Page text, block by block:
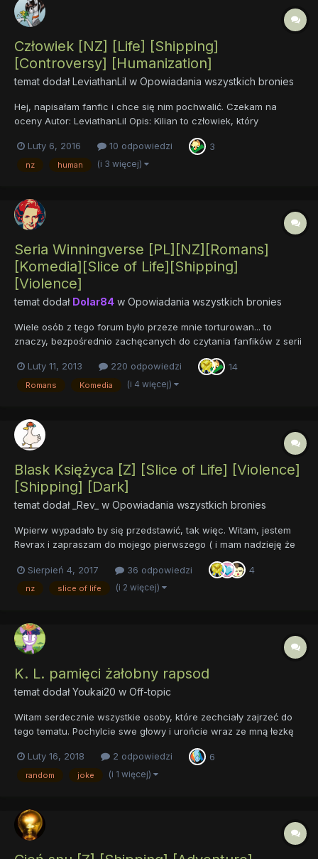
Człowiek [NZ] [Life] [Shipping]
[Controversy] [Humanization]
temat dodałLeviathanLil w Opowiadania wszystkich bronies
Hej, napisałam fanfic i chce się nim pochwalić. Czekam na
oceny Autor: LeviathanLil Opis: Kilian to człowiek, który
Krainy Jednorożców, Pegazów i Ziemnych (zwanych potocznie
Ziemniakami). Jak potoczą się jego losy po dosyć...
Luty 6, 2016 10 odpowiedzi 3
nz human (i 3 więcej)
Seria Winningverse [PL][NZ][Romans]
[Komedia][Slice of Life][Shipping]
[Violence]
temat dodał Dolar84 w Opowiadania wszystkich bronies
Wiele osób z tego forum było przeze mnie torturowan... to
znaczy, bezpośrednio zachęcanych do czytania fanfików z serii
w dziale Fanfiction ENG. Jednak wiedząc, że sporo osób woli
czytać w naszym rodzimym języku postanowiłem zacząć
Luty 11, 2013 220 odpowiedzi 14
Romans Komedia (i 4 więcej)
Blask Księżyca [Z] [Slice of Life] [Violence]
[Shipping] [Dark]
temat dodał _Rev_ w Opowiadania wszystkich bronies
Wpierw wypadało by się przedstawić, tak więc. Witam, jestem
Revrax i zapraszam do mojego pierwszego ( i mam nadzieję że
nie ostatniego) opowiadania Blask Księżyca. Przyznaję że nie
jestem mistrzem pisarskim i z chęcią przyjmę wszelką krytykę. O
czym jest to opowiadanie? Przekonajcie się sami. Życzę...
Sierpień 4, 2017 36 odpowiedzi 4
nz slice of life (i 2 więcej)
K. L. pamięci żałobny rapsod
temat dodałYoukai20 w Off-topic
Witam serdecznie wszystkie osoby, które zechciały zajrzeć do
tego tematu. Pochylcie swe głowy i urońcie wraz ze mną łezkę
zapowiedzi. Już jej nie ma i czuję pustkę. Napiszę teraz kilka
zdań ku jej pamięci, specjalnie dla niej - tak prosto z se...
Luty 16, 2018 2 odpowiedzi 6
random joke (i 1 więcej)